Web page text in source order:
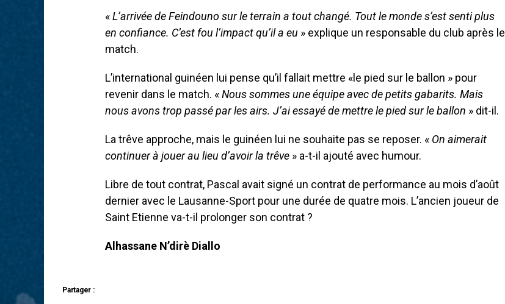
«L’arrivée de Feindouno sur le terrain a tout changé. Tout le monde s’est senti plus
en confiance. C’est fou l’impact qu’il a eu » explique un responsable du club après le
match.
L’international guinéen lui pense qu’il fallait mettre «le pied sur le ballon » pour
revenir dans le match. «Nous sommes une équipe avec de petits gabarits. Mais
nous avons trop passé par les airs. J’ai essayé de mettre le pied sur le ballon » dit-il.
La trêve approche, mais le guinéen lui ne souhaite pas se reposer. « On aimerait
continuer à jouer au lieu d’avoir la trêve » a-t-il ajouté avec humour.
Libre de tout contrat, Pascal avait signé un contrat de performance au mois d’août
dernier avec le Lausanne-Sport pour une durée de quatre mois. L’ancien joueur de
Saint Etienne va-t-il prolonger son contrat ?
Alhassane N’dirè Diallo
Partager :